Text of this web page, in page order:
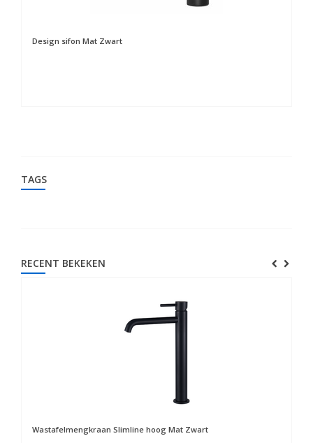
Design sifon Mat Zwart
TAGS
RECENT BEKEKEN
Wastafelmengkraan Slimline hoog Mat Zwart